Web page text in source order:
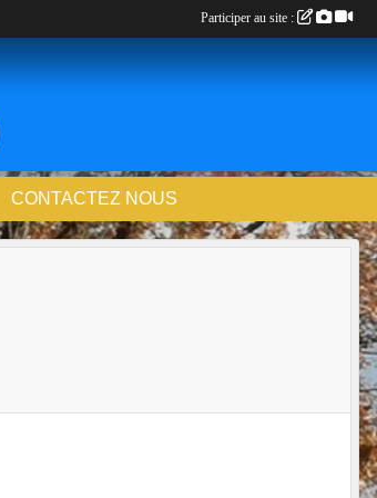
CONTACTEZ NOUS
Participer au site :